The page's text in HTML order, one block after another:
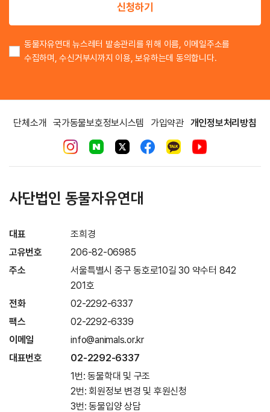
신청하기
동물자유연대 뉴스레터 발송관리를 위해 이름, 이메일주소를
수집하며, 수신거부시까지 이용, 보유하는데 동의합니다.
단체소개 국가동물보호정보시스템 가입약관 개인정보처리방침
사단법인 동물자유연대
대표
조희경
고유번호
206-82-06985
주소
서울특별시 중구 동호로10길 30 약수터 842
201호
전화
02-2292-6337
팩스
02-2292-6339
이메일
info@animals.or.kr
대표번호
02-2292-6337
1번: 동물학대 및 구조
2번: 회원정보 변경 및 후원신청
3번: 동물입양 상담